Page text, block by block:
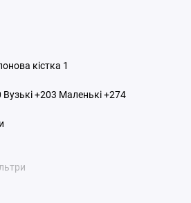
кістка 1
Вузькі +203 Маленькі +274